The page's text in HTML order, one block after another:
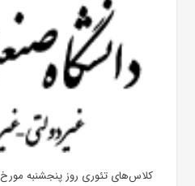
کلاس‌های تئوری روز پنجشنبه مورخ ۲۵ اسفند